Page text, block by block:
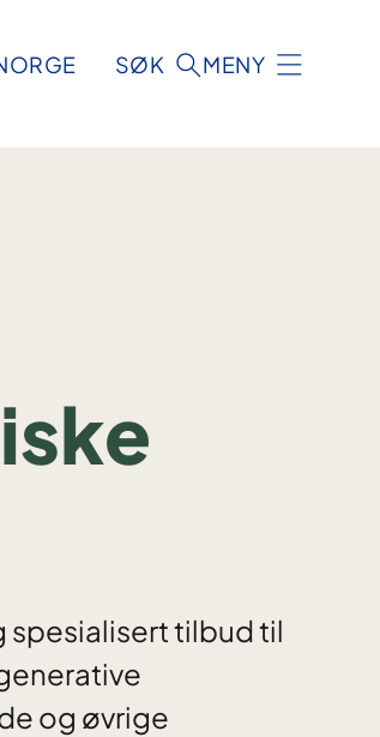
SØK MENY
spesialisert tilbud til
og øvrige